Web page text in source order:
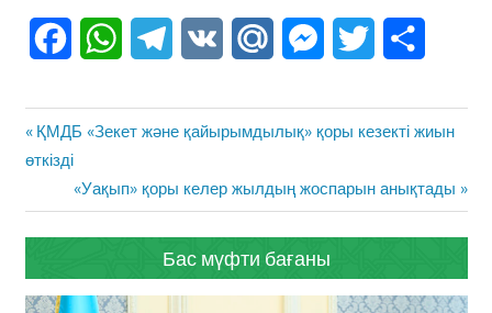
FacebookWhatsAppTelegram
VK Mail.Ru Messenger
Twitter
Жазба
навигациясы
Previous
Post:
ҚМДБ «Зекет және қайырымдылық» қоры кезекті жиын
өткізді
Next
Post:
«Уақып» қоры келер жылдың жоспарын анықтады
Бас мүфти бағаны